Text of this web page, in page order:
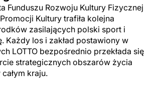
Funduszu Rozwoju Kultury Fizycznej
Kultury trafiła kolejna
zasilających polski sport i
Każdy los i zakład postawiony w
LOTTO bezpośrednio przekłada się
strategicznych obszarów życia
kraju.